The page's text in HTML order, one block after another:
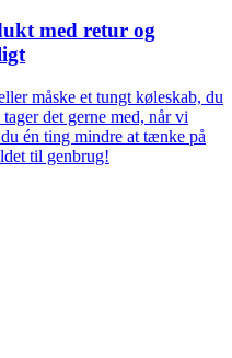
med retur og
måske et tungt køleskab, du
det gerne med, når vi
én ting mindre at tænke på
til genbrug!